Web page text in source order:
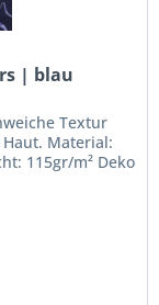
| blau
Textur
Material:
115gr/m² Deko